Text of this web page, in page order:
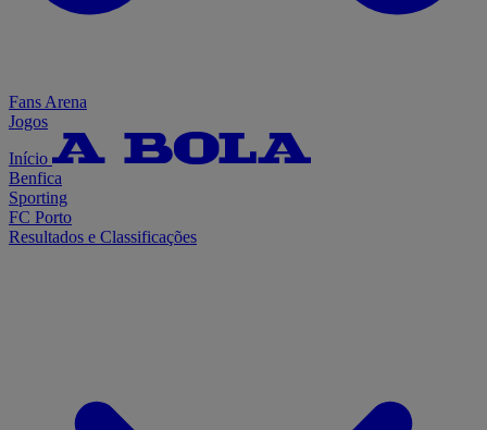
Fans Arena
Jogos
Início
Benfica
Sporting
FC Porto
Resultados e Classificações